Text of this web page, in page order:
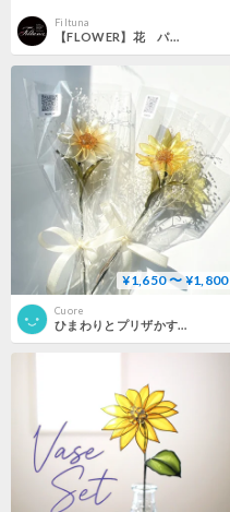
Filtuna
【FLOWER】花 パープル
¥1,650 〜 ¥1,800
Cuore
ひまわりとプリザかすみそう 1輪【紙袋付きがおすすめ！sale価格！】